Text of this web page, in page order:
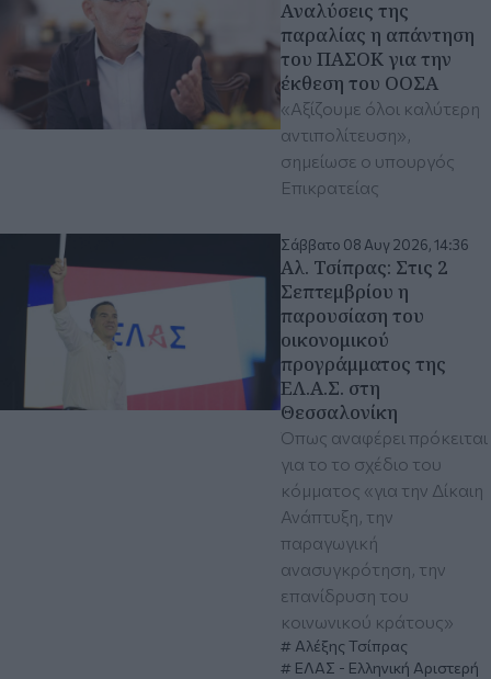
Aναλύσεις της
παραλίας η απάντηση
του ΠΑΣΟΚ για την
έκθεση του ΟΟΣΑ
«Αξίζουμε όλοι καλύτερη
αντιπολίτευση»,
σημείωσε ο υπουργός
Επικρατείας
Σάββατο 08 Αυγ 2026, 14:36
Αλ. Τσίπρας: Στις 2
Σεπτεμβρίου η
παρουσίαση του
οικονομικού
προγράμματος της
ΕΛ.Α.Σ. στη
Θεσσαλονίκη
Όπως αναφέρει πρόκειται
για το το σχέδιο του
κόμματος «για την Δίκαιη
Ανάπτυξη, την
παραγωγική
ανασυγκρότηση, την
επανίδρυση του
κοινωνικού κράτους»
Αλέξης Τσίπρας
ΕΛΑΣ - Ελληνική Αριστερή